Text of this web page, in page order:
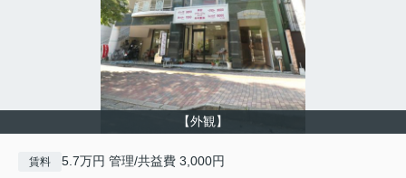
【外観】
賃料 5.7万円 管理/共益費 3,000円